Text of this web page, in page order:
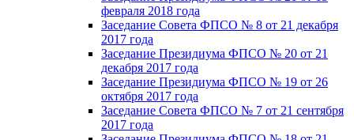
февраля 2018 года
Заседание Совета ФПСО № 8 от 21 декабря
2017 года
Заседание Президиума ФПСО № 20 от 21
декабря 2017 года
Заседание Президиума ФПСО № 19 от 26
октября 2017 года
Заседание Совета ФПСО № 7 от 21 сентября
2017 года